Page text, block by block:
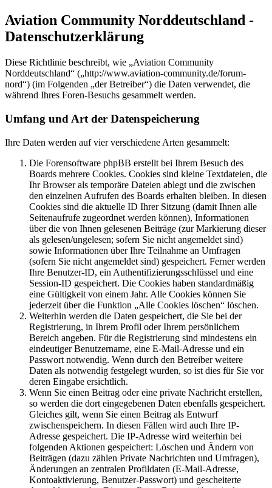
Aviation Community Norddeutschland -
Datenschutzerklärung
Diese Richtlinie beschreibt, wie „Aviation Community
Norddeutschland“ („http://www.aviation-community.de/forum-
nord“) (im Folgenden „der Betreiber“) die Daten verwendet, die
während Ihres Foren-Besuchs gesammelt werden.
Umfang und Art der Datenspeicherung
Ihre Daten werden auf vier verschiedene Arten gesammelt:
Die Forensoftware phpBB erstellt bei Ihrem Besuch des
Boards mehrere Cookies. Cookies sind kleine Textdateien, die
Ihr Browser als temporäre Dateien ablegt und die zwischen
den einzelnen Aufrufen des Boards erhalten bleiben. In diesen
Cookies sind die aktuelle ID Ihrer Sitzung (damit Ihnen alle
Seitenaufrufe zugeordnet werden können), Informationen
über die von Ihnen gelesenen Beiträge (zur Markierung dieser
als gelesen/ungelesen; sofern Sie nicht angemeldet sind)
sowie Informationen über Ihre Teilnahme an Umfragen
(sofern Sie nicht angemeldet sind) gespeichert. Ferner werden
Ihre Benutzer-ID, ein Authentifizierungsschlüssel und eine
Session-ID gespeichert. Die Cookies haben standardmäßig
eine Gültigkeit von einem Jahr. Alle Cookies können Sie
jederzeit über die Funktion „Alle Cookies löschen“ löschen.
Weiterhin werden die Daten gespeichert, die Sie bei der
Registrierung, in Ihrem Profil oder Ihrem persönlichem
Bereich angeben. Für die Registrierung sind mindestens ein
eindeutiger Benutzername, eine E-Mail-Adresse und ein
Passwort notwendig. Wenn durch den Betreiber weitere
Daten als notwendig festgelegt wurden, so ist dies für Sie vor
deren Eingabe ersichtlich.
Wenn Sie einen Beitrag oder eine private Nachricht erstellen,
so werden die dort eingegebenen Daten ebenfalls gespeichert.
Gleiches gilt, wenn Sie einen Beitrag als Entwurf
zwischenspeichern. In diesen Fällen wird auch Ihre IP-
Adresse gespeichert. Die IP-Adresse wird weiterhin bei
folgenden Aktionen gespeichert: Löschen und Ändern von
Beiträgen (dazu zählen Private Nachrichten und Umfragen),
Änderungen an zentralen Profildaten (E-Mail-Adresse,
Kontoaktivierung, Benutzer-Passwort) und gescheiterte